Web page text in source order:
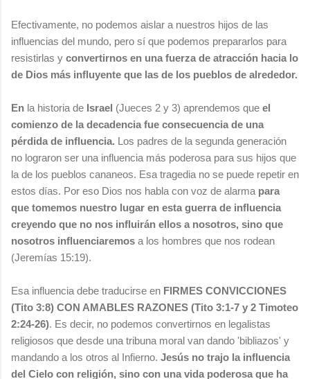
Efectivamente, no podemos aislar a nuestros hijos de las
influencias del mundo, pero sí que podemos prepararlos para
resistirlas y convertirnos en una fuerza de atracción hacia lo
de Dios más influyente que las de los pueblos de alrededor.
En la historia de Israel (Jueces 2 y 3) aprendemos que el
comienzo de la decadencia fue consecuencia de una
pérdida de influencia. Los padres de la segunda generación
no lograron ser una influencia más poderosa para sus hijos que
la de los pueblos cananeos. Esa tragedia no se puede repetir en
estos días. Por eso Dios nos habla con voz de alarma para
que tomemos nuestro lugar en esta guerra de influencia
creyendo que no nos influirán ellos a nosotros, sino que
nosotros influenciaremos a los hombres que nos rodean
(Jeremías 15:19).
Esa influencia debe traducirse en FIRMES CONVICCIONES
(Tito 3:8) CON AMABLES RAZONES (Tito 3:1-7 y 2 Timoteo
2:24-26). Es decir, no podemos convertirnos en legalistas
religiosos que desde una tribuna moral van dando 'bibliazos' y
mandando a los otros al Infierno. Jesús no trajo la influencia
del Cielo con religión, sino con una vida poderosa que ha